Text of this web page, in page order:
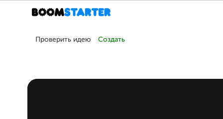
Проверить идею Создать